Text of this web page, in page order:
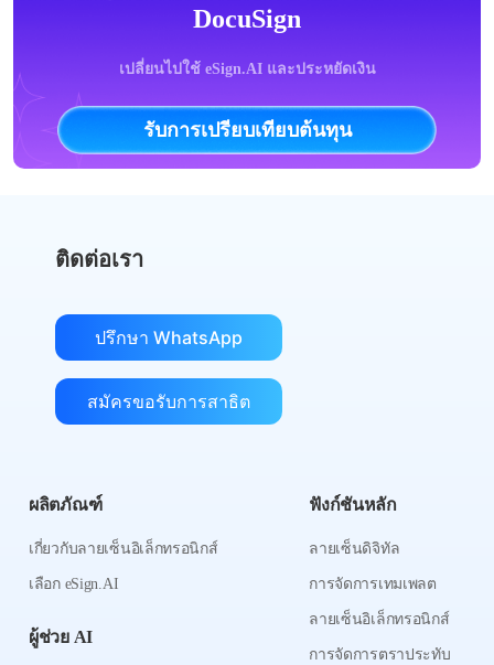
DocuSign
เปลี่ยนไปใช้ eSign.AI และประหยัดเงิน
รับการเปรียบเทียบต้นทุน
ติดต่อเรา
ปรึกษา WhatsApp
สมัครขอรับการสาธิต
ผลิตภัณฑ์
เกี่ยวกับลายเซ็นอิเล็กทรอนิกส์
เลือก eSign.AI
ผู้ช่วย AI
ฟังก์ชันหลัก
ลายเซ็นดิจิทัล
การจัดการเทมเพลต
ลายเซ็นอิเล็กทรอนิกส์
การจัดการตราประทับ